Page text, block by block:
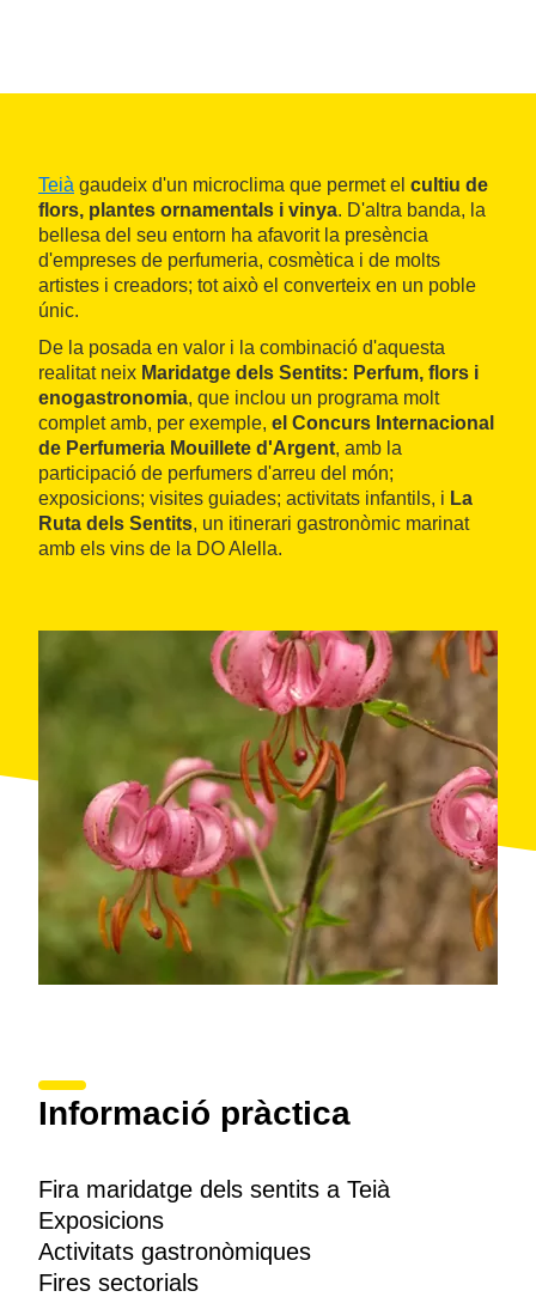
Teià gaudeix d'un microclima que permet el cultiu de
flors, plantes ornamentals i vinya. D'altra banda, la
bellesa del seu entorn ha afavorit la presència
d'empreses de perfumeria, cosmètica i de molts
artistes i creadors; tot això el converteix en un poble
únic.
De la posada en valor i la combinació d'aquesta
realitat neix Maridatge dels Sentits: Perfum, flors i
enogastronomia, que inclou un programa molt
complet amb, per exemple, el Concurs Internacional
de Perfumeria Mouillete d'Argent, amb la
participació de perfumers d'arreu del món;
exposicions; visites guiades; activitats infantils, i La
Ruta dels Sentits, un itinerari gastronòmic marinat
amb els vins de la DO Alella.
Informació pràctica
Fira maridatge dels sentits a Teià
Exposicions
Activitats gastronòmiques
Fires sectorials